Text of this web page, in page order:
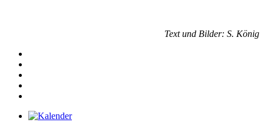
Text und Bilder: S. König